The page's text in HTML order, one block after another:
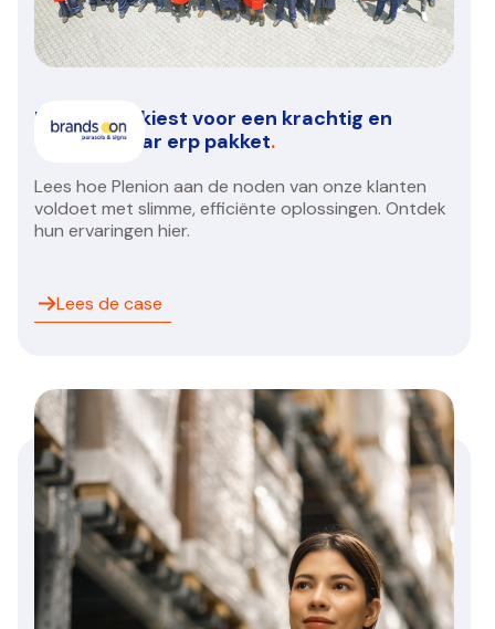
Brands On kiest voor een krachtig en
betrouwbaar erp pakket.
Lees hoe Plenion aan de noden van onze klanten
voldoet met slimme, efficiënte oplossingen. Ontdek
hun ervaringen hier.
Lees de case